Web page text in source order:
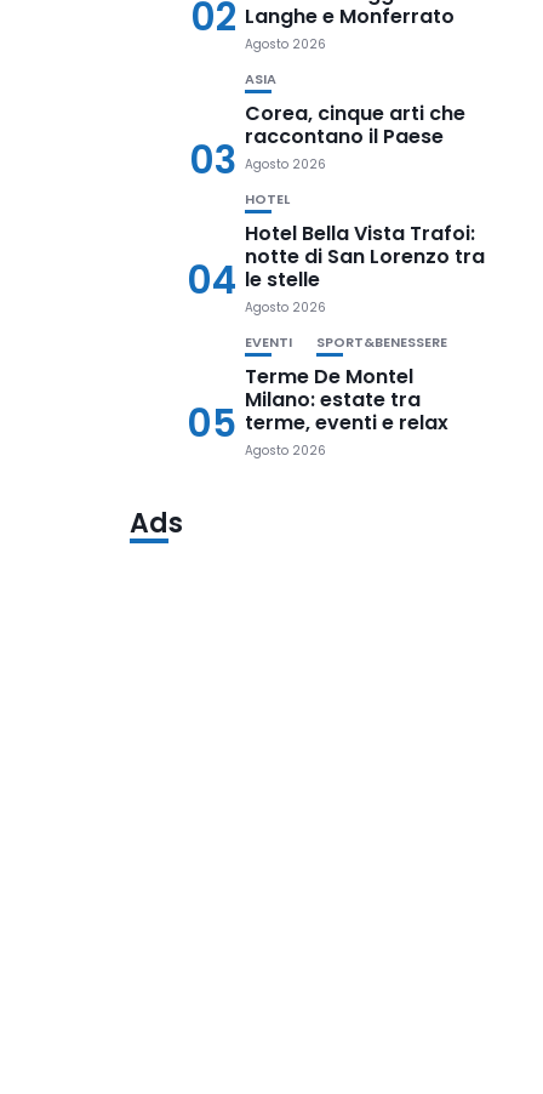
02 Langhe e Monferrato
Agosto 2026
03
ASIA
Corea, cinque arti che
raccontano il Paese
Agosto 2026
04
HOTEL
Hotel Bella Vista Trafoi:
notte di San Lorenzo tra
le stelle
Agosto 2026
05
EVENTI SPORT&BENESSERE
Terme De Montel
Milano: estate tra
terme, eventi e relax
Agosto 2026
Ads